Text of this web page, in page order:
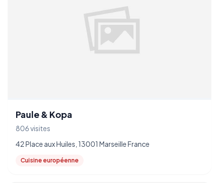
Paule & Kopa
806 visites
42 Place aux Huiles, 13001 Marseille France
Cuisine européenne